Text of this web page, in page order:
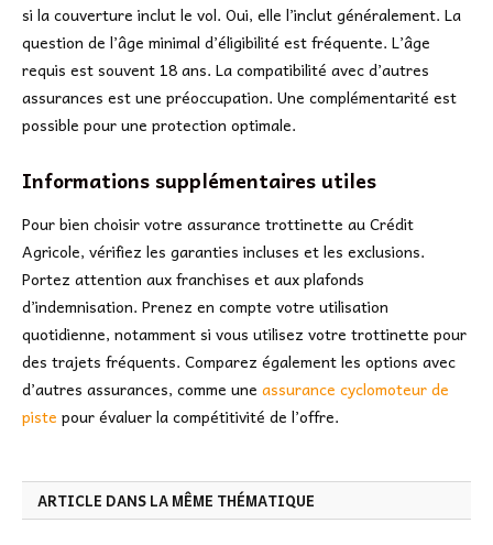
si la couverture inclut le vol. Oui, elle l’inclut généralement. La
question de l’âge minimal d’éligibilité est fréquente. L’âge
requis est souvent 18 ans. La compatibilité avec d’autres
assurances est une préoccupation. Une complémentarité est
possible pour une protection optimale.
Informations supplémentaires utiles
Pour bien choisir votre assurance trottinette au Crédit
Agricole, vérifiez les garanties incluses et les exclusions.
Portez attention aux franchises et aux plafonds
d’indemnisation. Prenez en compte votre utilisation
quotidienne, notamment si vous utilisez votre trottinette pour
des trajets fréquents. Comparez également les options avec
d’autres assurances, comme une assurance cyclomoteur de
piste pour évaluer la compétitivité de l’offre.
ARTICLE DANS LA MÊME THÉMATIQUE